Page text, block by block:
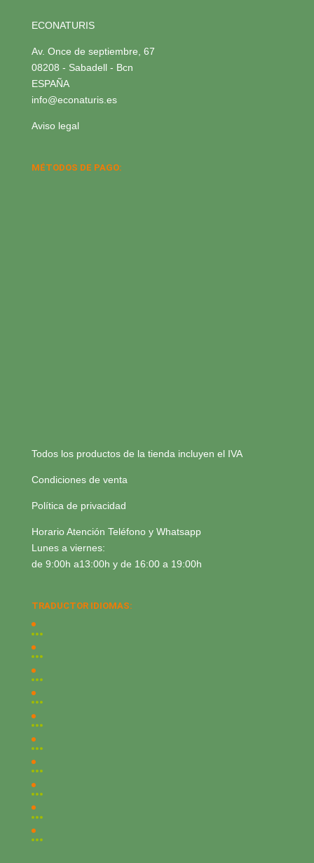
ECONATURIS
Av. Once de septiembre, 67
08208 - Sabadell - Bcn
ESPAÑA
info@econaturis.es
Aviso legal
MÉTODOS DE PAGO:
Todos los productos de la tienda incluyen el IVA
Condiciones de venta
Política de privacidad
Horario Atención Teléfono y Whatsapp
Lunes a viernes:
de 9:00h a13:00h y de 16:00 a 19:00h
TRADUCTOR IDIOMAS: